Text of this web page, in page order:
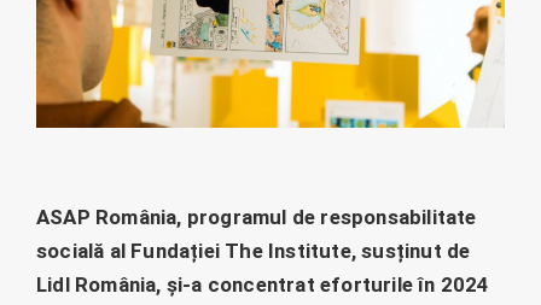
ASAP România, programul de responsabilitate
socială al Fundației The Institute, susținut de
Lidl România, și-a concentrat eforturile în 2024